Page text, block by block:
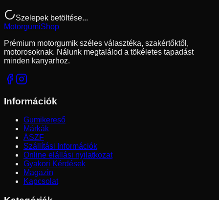
Szelepek betöltése...
MotorgumiShop
Prémium motorgumik széles választéka, szakértőktől,
motorosoknak. Nálunk megtalálod a tökéletes tapadást
minden kanyarhoz.
Információk
Gumikereső
Márkák
ÁSZF
Szállítási Információk
Online elállási nyilatkozat
Gyakori Kérdések
Magazin
Kapcsolat